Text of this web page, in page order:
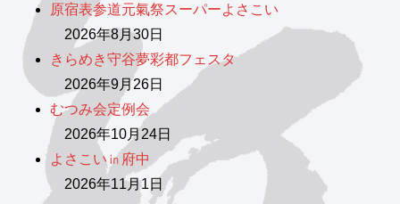
原宿表参道元氣祭スーパーよさこい
2026年8月30日
きらめき守谷夢彩都フェスタ
2026年9月26日
むつみ会定例会
2026年10月24日
よさこい㏌府中
2026年11月1日